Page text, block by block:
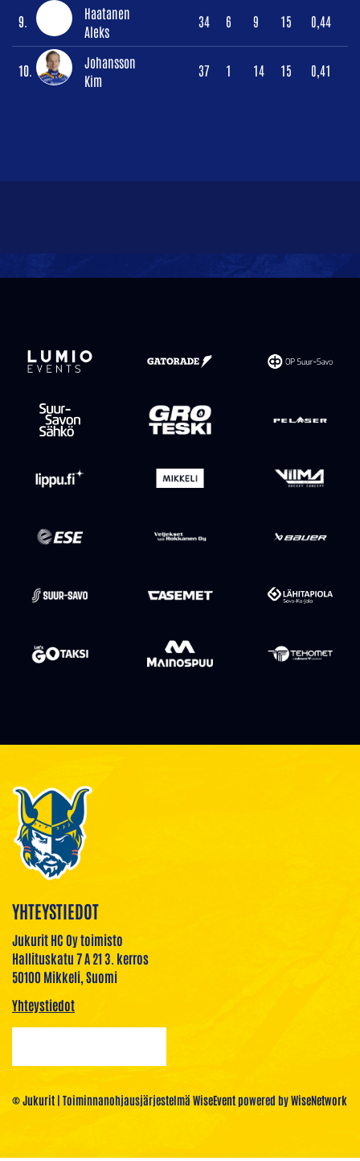
9.
Haatanen
Aleks
34 6 9 15 0,44
10.
Johansson
Kim
37 1 14 15 0,41
YHTEYSTIEDOT
Jukurit HC Oy toimisto
Hallituskatu 7 A 21 3. kerros
50100 Mikkeli, Suomi
Yhteystiedot
© Jukurit | Toiminnanohjausjärjestelmä WiseEventpowered byWiseNetwork